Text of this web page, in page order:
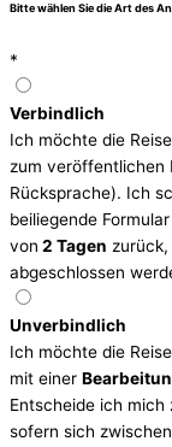
Bitte wählen Sie die Art des
*
Verbindlich
Ich möchte die
zum veröffentlichen
Rücksprache). Ich
beiliegende
von 2 Tagen
abgeschlossen
Unverbindlich
Ich möchte die
mit einer
Entscheide ich mich
sofern sich